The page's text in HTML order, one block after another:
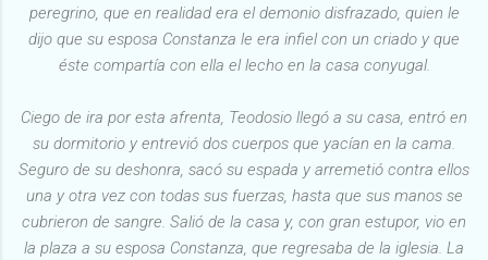
peregrino, que en realidad era el demonio disfrazado, quien le
dijo que su esposa Constanza le era infiel con un criado y que
éste compartía con ella el lecho en la casa conyugal.
Ciego de ira por esta afrenta, Teodosio llegó a su casa, entró en
su dormitorio y entrevió dos cuerpos que yacían en la cama.
Seguro de su deshonra, sacó su espada y arremetió contra ellos
una y otra vez con todas sus fuerzas, hasta que sus manos se
cubrieron de sangre. Salió de la casa y, con gran estupor, vio en
la plaza a su esposa Constanza, que regresaba de la iglesia. La